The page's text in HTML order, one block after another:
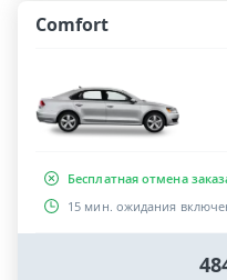
Comfort
Бесплатная отмена
15 мин. ожидания